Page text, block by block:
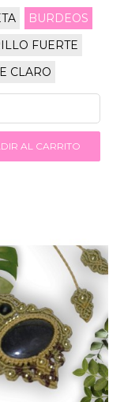
BURDEOS
FUERTE
CLARO
AL CARRITO